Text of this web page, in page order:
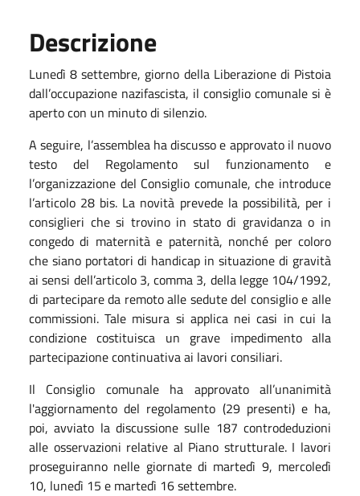
Descrizione
Lunedì 8 settembre, giorno della Liberazione di Pistoia
dall’occupazione nazifascista, il consiglio comunale si è
aperto con un minuto di silenzio.
A seguire, l’assemblea ha discusso e approvato il nuovo
testo del Regolamento sul funzionamento e
l’organizzazione del Consiglio comunale, che introduce
l’articolo 28 bis. La novità prevede la possibilità, per i
consiglieri che si trovino in stato di gravidanza o in
congedo di maternità e paternità, nonché per coloro
che siano portatori di handicap in situazione di gravità
ai sensi dell’articolo 3, comma 3, della legge 104/1992,
di partecipare da remoto alle sedute del consiglio e alle
commissioni. Tale misura si applica nei casi in cui la
condizione costituisca un grave impedimento alla
partecipazione continuativa ai lavori consiliari.
Il Consiglio comunale ha approvato all’unanimità
l'aggiornamento del regolamento (29 presenti) e ha,
poi, avviato la discussione sulle 187 controdeduzioni
alle osservazioni relative al Piano strutturale. I lavori
proseguiranno nelle giornate di martedì 9, mercoledì
10, lunedì 15 e martedì 16 settembre.